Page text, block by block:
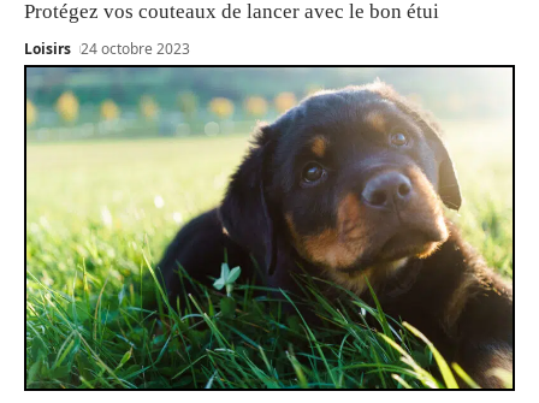
Protégez vos couteaux de lancer avec le bon étui
Loisirs 24 octobre 2023